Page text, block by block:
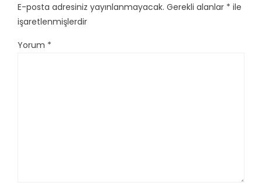
E-posta adresiniz yayınlanmayacak. Gerekli alanlar * ile
işaretlenmişlerdir
Yorum *